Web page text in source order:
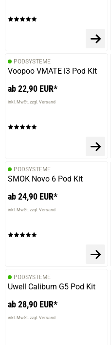
PODSYSTEME
Voopoo VMATE i3 Pod Kit
ab 22,90 EUR*
inkl. MwSt. zzgl. Versand
PODSYSTEME
SMOK Novo 6 Pod Kit
ab 24,90 EUR*
inkl. MwSt. zzgl. Versand
PODSYSTEME
Uwell Caliburn G5 Pod Kit
ab 28,90 EUR*
inkl. MwSt. zzgl. Versand